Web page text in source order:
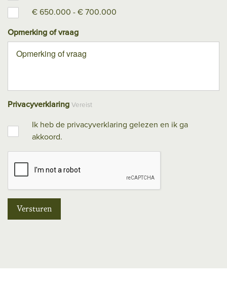
€ 650.000 - € 700.000
Opmerking of vraag
Privacyverklaring Vereist
Ik heb de privacyverklaring gelezen en ik ga
akkoord.
Versturen